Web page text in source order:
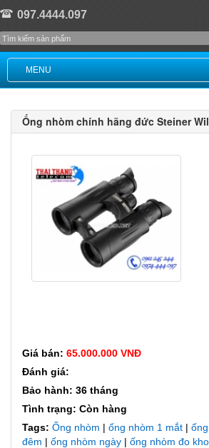
097.4444.097
MENU
Ống nhòm chính hãng đức Steiner
Giá bán: 65.000.000 VNĐ
Đánh giá:
Bảo hành: 36 tháng
Tình trạng: Còn hàng
Tags: Ống nhòm | ống nhòm 1 mắt |
đêm | ống nhòm ngày | ống nhòm đo